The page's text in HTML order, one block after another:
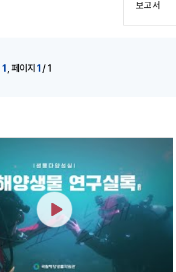
보고서
1 ,페이지1/ 1